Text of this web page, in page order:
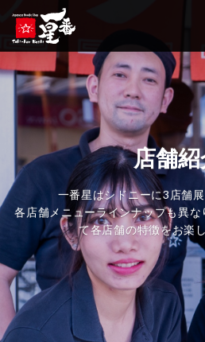
店舗紹
一番星はシドニーに3店舗
各店舗メニューラインナップも異
て各店舗の特徴をお楽